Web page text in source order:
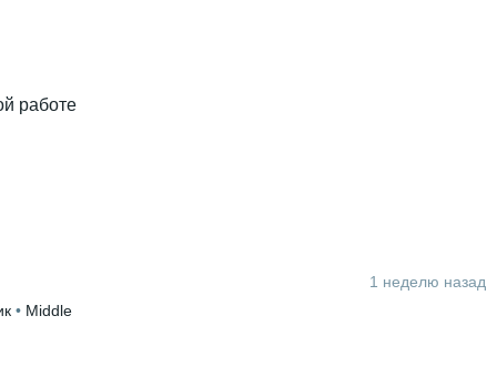
работе
технологий и менеджмента
1 неделю назад
• Middle